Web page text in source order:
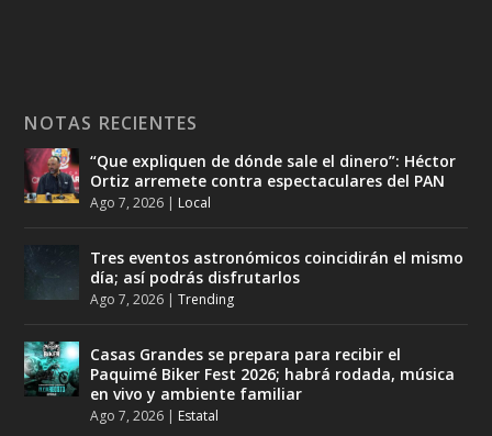
NOTAS RECIENTES
“Que expliquen de dónde sale el dinero”: Héctor
Ortiz arremete contra espectaculares del PAN
Ago 7, 2026 | Local
Tres eventos astronómicos coincidirán el mismo
día; así podrás disfrutarlos
Ago 7, 2026 |Trending
Casas Grandes se prepara para recibir el
Paquimé Biker Fest 2026; habrá rodada, música
en vivo y ambiente familiar
Ago 7, 2026 | Estatal